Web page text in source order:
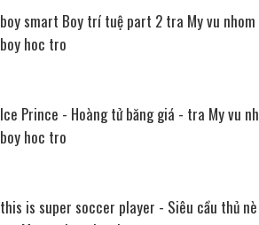
boy smart Boy trí tuệ part 2 tra My vu nhom
boy hoc tro
Ice Prince - Hoàng tử băng giá - tra My vu
boy hoc tro
this is super soccer player - Siêu cầu thủ